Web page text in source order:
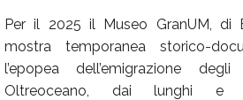
Per il 2025 il Museo GranUM, di
mostra temporanea storico-
l’epopea dell’emigrazione
Oltreoceano, dai lunghi e